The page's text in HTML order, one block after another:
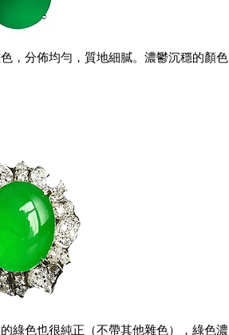
分佈均勻，質地細膩。濃鬱沉穩的顏
綠色也很純正（不帶其他雜色），綠色